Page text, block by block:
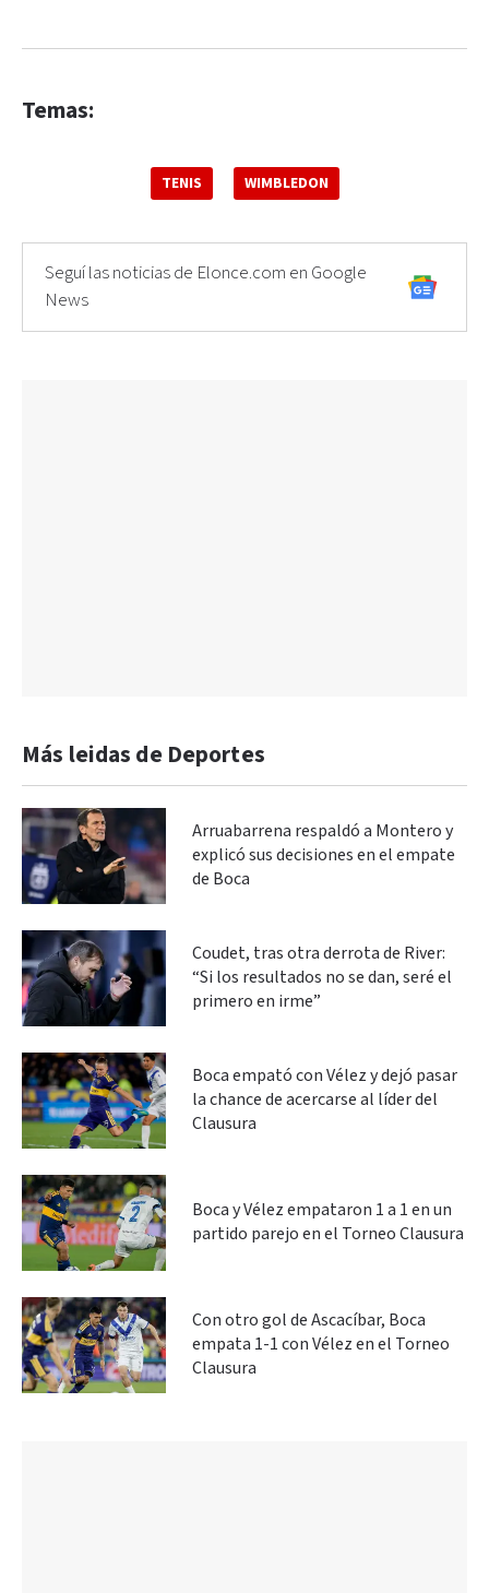
Temas:
TENIS WIMBLEDON
Seguí las noticias de Elonce.com en Google
News
Más leidas de Deportes
Arruabarrena respaldó a Montero y
explicó sus decisiones en el empate
de Boca
Coudet, tras otra derrota de River:
“Si los resultados no se dan, seré el
primero en irme”
Boca empató con Vélez y dejó pasar
la chance de acercarse al líder del
Clausura
Boca y Vélez empataron 1 a 1 en un
partido parejo en el Torneo Clausura
Con otro gol de Ascacíbar, Boca
empata 1-1 con Vélez en el Torneo
Clausura